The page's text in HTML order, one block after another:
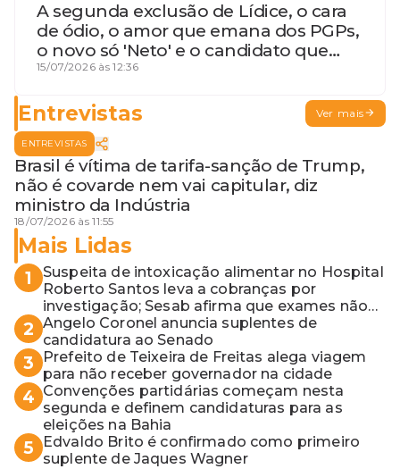
A segunda exclusão de Lídice, o cara
de ódio, o amor que emana dos PGPs,
o novo só 'Neto' e o candidato que
geme
15/07/2026 às 12:36
Entrevistas Ver mais
ENTREVISTAS
Brasil é vítima de tarifa-sanção de Trump,
não é covarde nem vai capitular, diz
ministro da Indústria
18/07/2026 às 11:55
Mais Lidas
1
Suspeita de intoxicação alimentar no Hospital
Roberto Santos leva a cobranças por
investigação; Sesab afirma que exames não
apontaram contaminação
2 Angelo Coronel anuncia suplentes de
candidatura ao Senado
3
Prefeito de Teixeira de Freitas alega viagem
para não receber governador na cidade
4 Convenções partidárias começam nesta
segunda e definem candidaturas para as
eleições na Bahia
5
Edvaldo Brito é confirmado como primeiro
suplente de Jaques Wagner